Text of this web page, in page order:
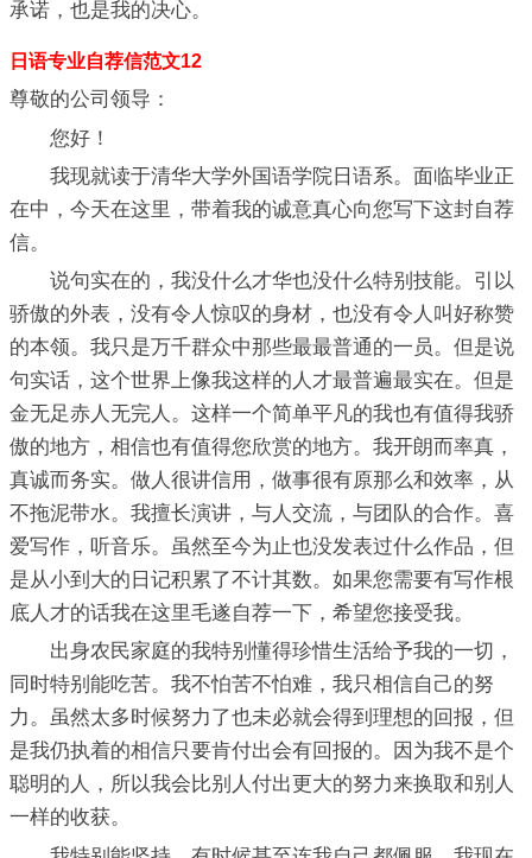
承诺，也是我的决心。
日语专业自荐信范文12
尊敬的公司领导：
您好！
我现就读于清华大学外国语学院日语系。面临毕业正
在中，今天在这里，带着我的诚意真心向您写下这封自荐
信。
说句实在的，我没什么才华也没什么特别技能。引以
骄傲的外表，没有令人惊叹的身材，也没有令人叫好称赞
的本领。我只是万千群众中那些最最普通的一员。但是说
句实话，这个世界上像我这样的人才最普遍最实在。但是
金无足赤人无完人。这样一个简单平凡的我也有值得我骄
傲的地方，相信也有值得您欣赏的地方。我开朗而率真，
真诚而务实。做人很讲信用，做事很有原那么和效率，从
不拖泥带水。我擅长演讲，与人交流，与团队的合作。喜
爱写作，听音乐。虽然至今为止也没发表过什么作品，但
是从小到大的日记积累了不计其数。如果您需要有写作根
底人才的话我在这里毛遂自荐一下，希望您接受我。
出身农民家庭的我特别懂得珍惜生活给予我的一切，
同时特别能吃苦。我不怕苦不怕难，我只相信自己的努
力。虽然太多时候努力了也未必就会得到理想的回报，但
是我仍执着的相信只要肯付出会有回报的。因为我不是个
聪明的人，所以我会比别人付出更大的努力来换取和别人
一样的收获。